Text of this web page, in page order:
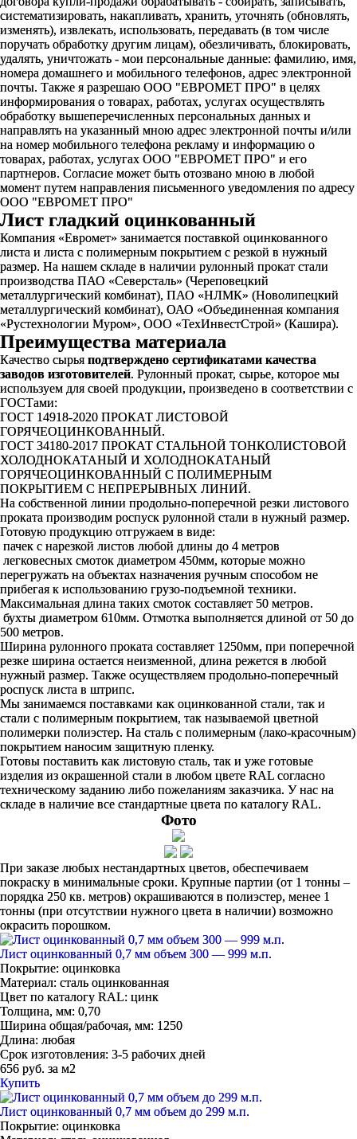
систематизировать, накапливать, хранить, уточнять (обновлять,
изменять), извлекать, использовать, передавать (в том числе
поручать обработку другим лицам), обезличивать, блокировать,
удалять, уничтожать - мои персональные данные: фамилию, имя,
номера домашнего и мобильного телефонов, адрес электронной
почты. Также я разрешаю ООО "ЕВРОМЕТ ПРО" в целях
информирования о товарах, работах, услугах осуществлять
обработку вышеперечисленных персональных данных и
направлять на указанный мною адрес электронной почты и/или
на номер мобильного телефона рекламу и информацию о
товарах, работах, услугах ООО "ЕВРОМЕТ ПРО" и его
партнеров. Согласие может быть отозвано мною в любой
момент путем направления письменного уведомления по адресу
ООО "ЕВРОМЕТ ПРО"
Лист гладкий оцинкованный
Компания «Евромет» занимается поставкой оцинкованного
листа и листа с полимерным покрытием с резкой в нужный
размер. На нашем складе в наличии рулонный прокат стали
производства ПАО «Северсталь» (Череповецкий
металлургический комбинат), ПАО «НЛМК» (Новолипецкий
металлургический комбинат), ОАО «Объединенная компания
«Рустехнологии Муром», ООО «ТехИнвестСтрой» (Кашира).
Преимущества материала
Качество сырья подтверждено сертификатами качества
заводов изготовителей. Рулонный прокат, сырье, которое мы
используем для своей продукции, произведено в соответствии с
ГОСТами:
ГОСТ 14918-2020 ПРОКАТ ЛИСТОВОЙ
ГОРЯЧЕОЦИНКОВАННЫЙ.
ГОСТ 34180-2017 ПРОКАТ СТАЛЬНОЙ ТОНКОЛИСТОВОЙ
ХОЛОДНОКАТАНЫЙ И ХОЛОДНОКАТАНЫЙ
ГОРЯЧЕОЦИНКОВАННЫЙ С ПОЛИМЕРНЫМ
ПОКРЫТИЕМ С НЕПРЕРЫВНЫХ ЛИНИЙ.
На собственной линии продольно-поперечной резки листового
проката производим роспуск рулонной стали в нужный размер.
Готовую продукцию отгружаем в виде:
пачек с нарезкой листов любой длины до 4 метров
легковесных смоток диаметром 450мм, которые можно
перегружать на объектах назначения ручным способом не
прибегая к использованию грузо-подъемной техники.
Максимальная длина таких смоток составляет 50 метров.
бухты диаметром 610мм. Отмотка выполняется длиной от 50 до
500 метров.
Ширина рулонного проката составляет 1250мм, при поперечной
резке ширина остается неизменной, длина режется в любой
нужный размер. Также осуществляем продольно-поперечный
роспуск листа в штрипс.
Мы занимаемся поставками как оцинкованной стали, так и
стали с полимерным покрытием, так называемой цветной
полимерки полиэстер. На сталь с полимерным (лако-красочным)
покрытием наносим защитную пленку.
Готовы поставить как листовую сталь, так и уже готовые
изделия из окрашенной стали в любом цвете RAL согласно
техническому заданию либо пожеланиям заказчика. У нас на
складе в наличие все стандартные цвета по каталогу RAL.
Фото
При заказе любых нестандартных цветов, обеспечиваем
покраску в минимальные сроки. Крупные партии (от 1 тонны –
порядка 250 кв. метров) окрашиваются в полиэстер, менее 1
тонны (при отсутствии нужного цвета в наличии) возможно
окрасить порошком.
Лист оцинкованный 0,7 мм объем 300 — 999 м.п.
Покрытие: оцинковка
Материал: сталь оцинкованная
Цвет по каталогу RAL: цинк
Толщина, мм: 0,70
Ширина общая/рабочая, мм: 1250
Длина: любая
Срок изготовления: 3-5 рабочих дней
656 руб. за м2
Купить
Лист оцинкованный 0,7 мм объем до 299 м.п.
Покрытие: оцинковка